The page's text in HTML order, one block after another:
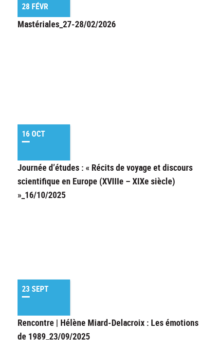
28 FÉVR
Mastériales_27-28/02/2026
16 OCT
Journée d’études : « Récits de voyage et discours
scientifique en Europe (XVIIIe – XIXe siècle)
»_16/10/2025
23 SEPT
Rencontre | Hélène Miard-Delacroix : Les émotions
de 1989_23/09/2025